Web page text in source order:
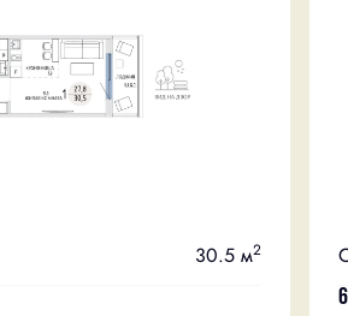
30.5 м2